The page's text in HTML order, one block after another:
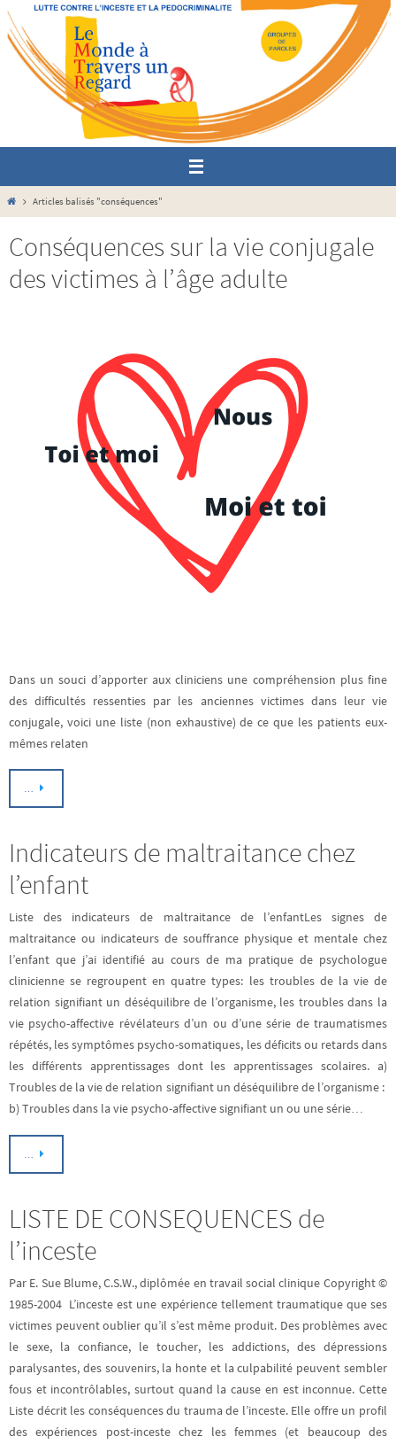
Passer
vers
contenu
HomeArticles balisés "conséquences"
Conséquences sur la vie conjugale
des victimes à l’âge adulte
Dans un souci d’apporter aux cliniciens une compréhension plus fine
des difficultés ressenties par les anciennes victimes dans leur vie
conjugale, voici une liste (non exhaustive) de ce que les patients eux-
mêmes relaten
…
Indicateurs de maltraitance chez
l’enfant
Liste des indicateurs de maltraitance de l’enfantLes signes de
maltraitance ou indicateurs de souffrance physique et mentale chez
l’enfant que j’ai identifié au cours de ma pratique de psychologue
clinicienne se regroupent en quatre types: les troubles de la vie de
relation signifiant un déséquilibre de l’organisme, les troubles dans la
vie psycho-affective révélateurs d’un ou d’une série de traumatismes
répétés, les symptômes psycho-somatiques, les déficits ou retards dans
les différents apprentissages dont les apprentissages scolaires. a)
Troubles de la vie de relation signifiant un déséquilibre de l’organisme :
b) Troubles dans la vie psycho-affective signifiant un ou une série…
…
LISTE DE CONSEQUENCES de
l’inceste
Par E. Sue Blume, C.S.W., diplômée en travail social clinique Copyright ©
1985-2004 L’inceste est une expérience tellement traumatique que ses
victimes peuvent oublier qu’il s’est même produit. Des problèmes avec
le sexe, la confiance, le toucher, les addictions, des dépressions
paralysantes, des souvenirs, la honte et la culpabilité peuvent sembler
fous et incontrôlables, surtout quand la cause en est inconnue. Cette
Liste décrit les conséquences du trauma de l’inceste. Elle offre un profil
des expériences post-inceste chez les femmes (et beaucoup des